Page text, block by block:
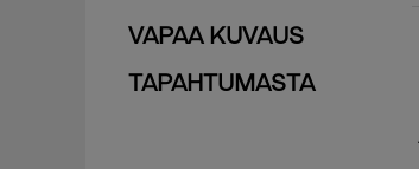
VAPAA KUVAUS
TAPAHTUMASTA